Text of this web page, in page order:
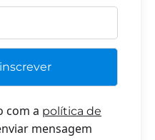
com a política de
mensagem